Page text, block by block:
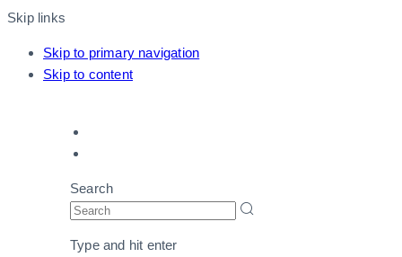
Skip links
Skip to primary navigation
Skip to content
Search
Type and hit enter